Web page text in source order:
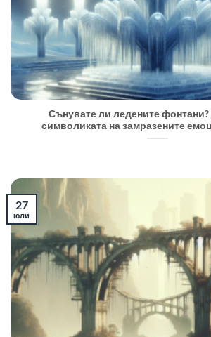
Сънувате ли ледените фонтани?
символиката на замразените
27
юли